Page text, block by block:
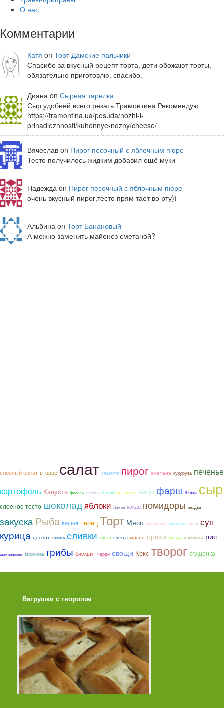
О нас
Комментарии
Катя on Торт Дамские пальчики
Спасибо за вкусный рецепт торта, дети обожают торты,
обязательно приготовлю, спасибо.
Диана on Сырная тарелка
Сыр удобней всего резать Трамонтина Рекомендую
https://tramontina.ua/posuda/nozhi-i-
prinadlezhnosti/kuhonnye-nozhy/cheese/
Вячеслав on Пирог песочный с яблочным пюре
Тесто получилось жидким добавил ещё муки
Надежда on Пирог песочный с яблочным пюре
очень вкусный пирог,тесто прям тает во рту))
Альбина on Торт Банановый
А можно заменить майонез сметаной?
слоеный салат второе салат спагетти пирог сметана кукуруза печенье
картофель Капуста фасоль семга изюм котлеты яйцо фарш блины сыр
слоеное тесто шоколадяблоки Лимон какао помидоры оладьи
закускаРыба вишня перец Торт Мясо запеканка миндаль мед суп
курица десерт крошка сливки паста свекла масло орехи ягоды клубника рис
шампиньоны морковь грибы бисквит черри овощи Кекс творог сгущенка
Ватрушки с творогом